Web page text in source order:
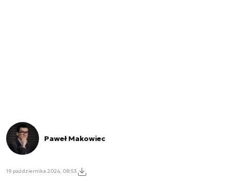
Paweł Makowiec
19 października 2024, 08:53